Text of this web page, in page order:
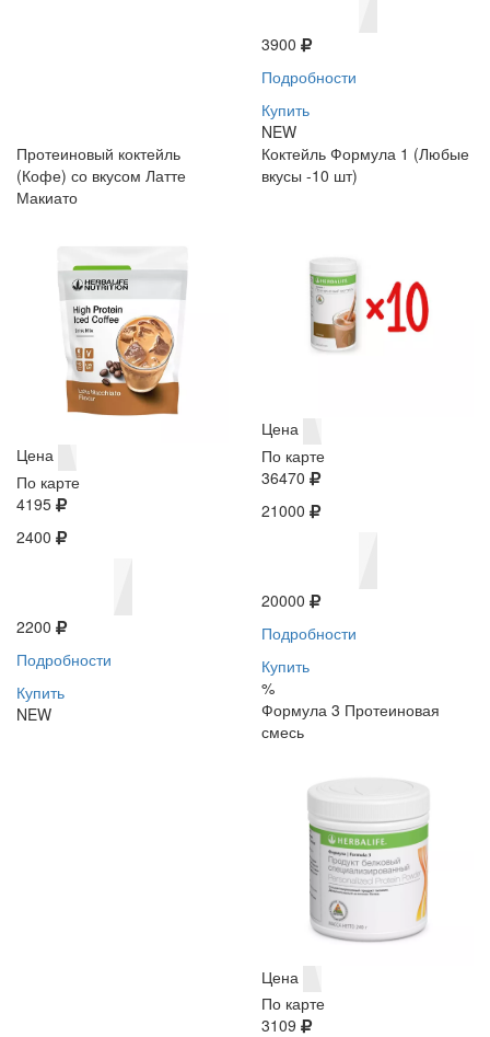
3900
Подробности
Купить
NEW
Протеиновый коктейль
(Кофе) со вкусом Латте
Макиато
Цена
По карте
4195
2400
2200
Подробности
Купить
NEW
Коктейль Формула 1 (Любые
вкусы -10 шт)
Цена
По карте
36470
21000
20000
Подробности
Купить
%
Формула 3 Протеиновая
смесь
Цена
По карте
3109